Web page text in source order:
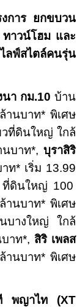
การ ยกขบวน
ทาวน์โฮม และ
ลฟ์สไตล์คนรุ่น
า กม.10 บ้าน
ล้านบาท*พิเศษ
ที่ดินใหญ่ ใกล้
นบาท*,บุราสิริ
ท* เริ่ม 13.99
ที่ดินใหญ่ 100
านบาท* พิเศษ
บางใหญ่ ใกล้
าท*, สิริ เพลส
ล้านบาท* พิเศษ
พญาไท (XT